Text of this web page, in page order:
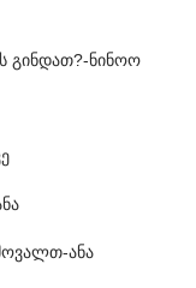
გინდათ?-ნინოო
ანა